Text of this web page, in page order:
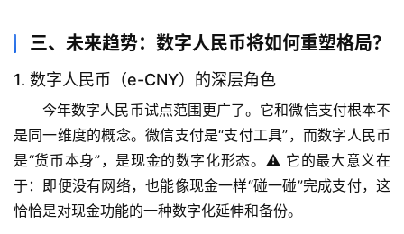
体
秘
历
史
档
案
三、未来趋势：数字人民币将如何重塑格局？
1. 数字人民币（e-CNY）的深层角色
今年数字人民币试点范围更广了。它和微信支付根本不
是同一维度的概念。微信支付是“支付工具”，而数字人民币
是“货币本身”，是现金的数字化形态。⚠️ 它的最大意义在
于：即便没有网络，也能像现金一样“碰一碰”完成支付，这
恰恰是对现金功能的一种数字化延伸和备份。